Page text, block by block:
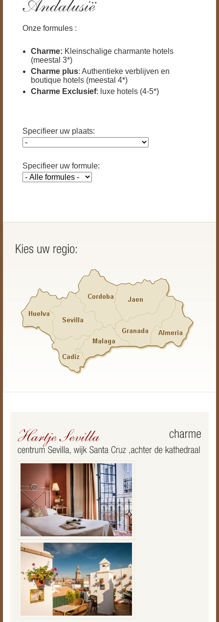
Onze formules :
Charme: Kleinschalige charmante hotels
(meestal 3*)
Charme plus: Authentieke verblijven en
boutique hotels (meestal 4*)
Charme Exclusief: luxe hotels (4-5*)
Specifieer uw plaats:
Specifieer uw formule: